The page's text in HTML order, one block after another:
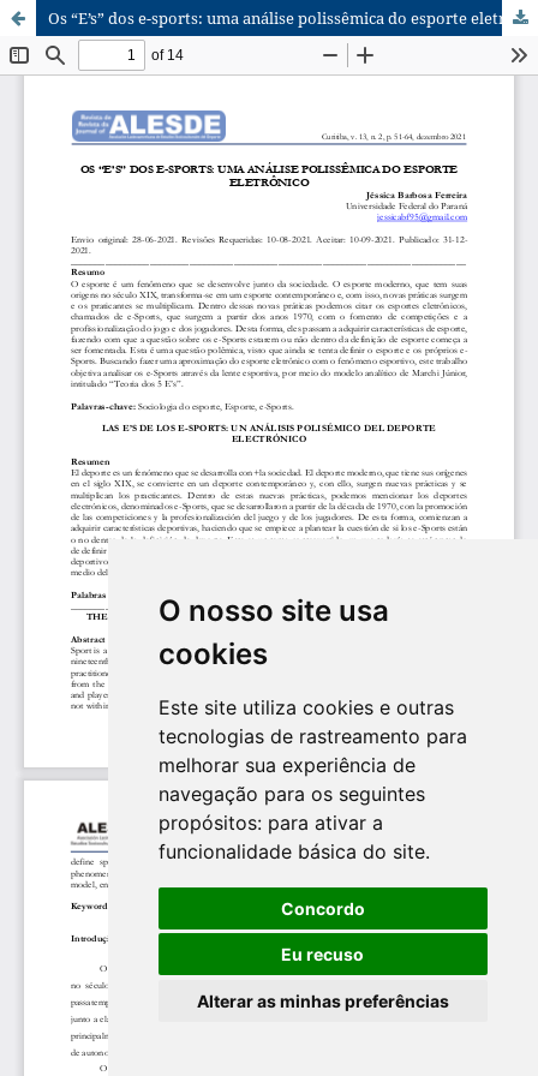
O nosso site usa
cookies
Este site utiliza cookies e outras
tecnologias de rastreamento para
melhorar sua experiência de
navegação para os seguintes
propósitos: para ativar a
funcionalidade básica do site.
Concordo
Eu recuso
Alterar as minhas preferências
Os “E’s” dos e-sports: uma análise polissêmica do esporte eletrônico